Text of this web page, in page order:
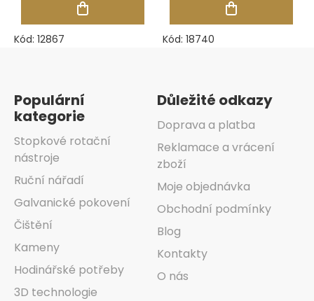
Kód: 12867 Kód: 18740
Populární
kategorie
Stopkové rotační
nástroje
Ruční nářadí
Galvanické pokovení
Čištění
Kameny
Hodinářské potřeby
3D technologie
Důležité odkazy
Doprava a platba
Reklamace a vrácení
zboží
Moje objednávka
Obchodní podmínky
Blog
Kontakty
O nás